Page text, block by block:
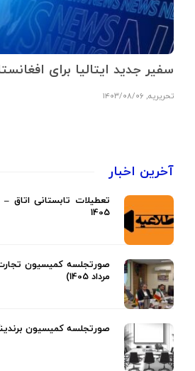
سفیر جدید ایتالیا برای
تحریریه, ۱۴۰۳/۰۸/۰۶
آخرین اخبار
1405
مرداد 1405)
صورتجلسه کمیسیون برندینگ (11 مرداد